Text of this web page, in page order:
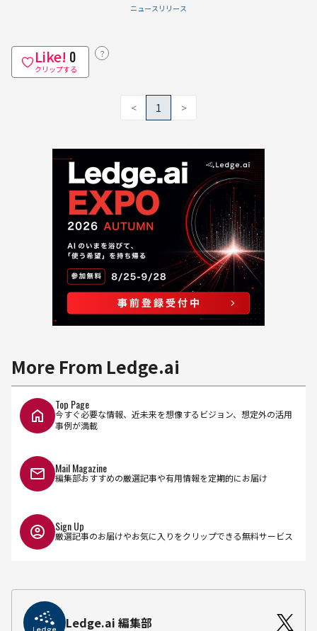
ニュースリリース
Like! 0
クリップする
？
< 1 >
More From Ledge.ai
Top Page
今すぐ必要な情報、近未来を想像するビジョン、想定外の活用
事例が満載
Mail Magazine
編集部おすすめの厳選記事や有用情報を定期的にお届け
Sign Up
厳選記事のお届けやお気に入りをクリップできる無料サービス
Ledge.ai 編集部